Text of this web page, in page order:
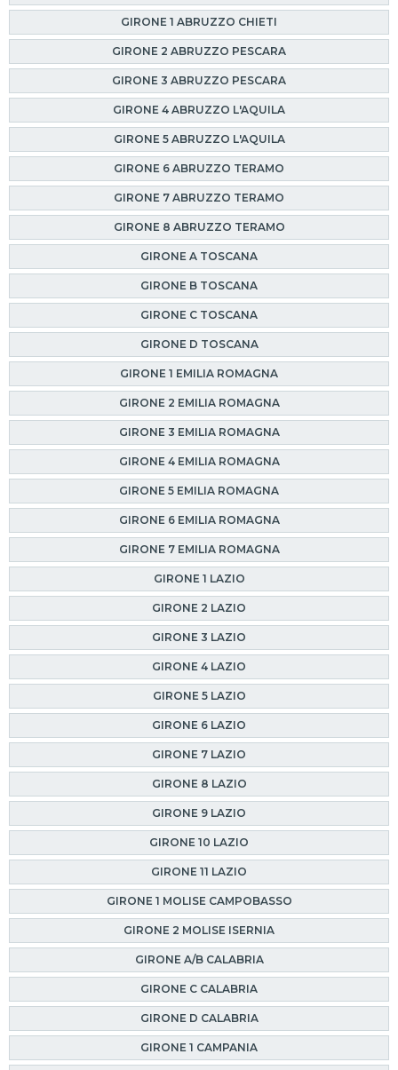
GIRONE 1 ABRUZZO CHIETI
GIRONE 2 ABRUZZO PESCARA
GIRONE 3 ABRUZZO PESCARA
GIRONE 4 ABRUZZO L'AQUILA
GIRONE 5 ABRUZZO L'AQUILA
GIRONE 6 ABRUZZO TERAMO
GIRONE 7 ABRUZZO TERAMO
GIRONE 8 ABRUZZO TERAMO
GIRONE A TOSCANA
GIRONE B TOSCANA
GIRONE C TOSCANA
GIRONE D TOSCANA
GIRONE 1 EMILIA ROMAGNA
GIRONE 2 EMILIA ROMAGNA
GIRONE 3 EMILIA ROMAGNA
GIRONE 4 EMILIA ROMAGNA
GIRONE 5 EMILIA ROMAGNA
GIRONE 6 EMILIA ROMAGNA
GIRONE 7 EMILIA ROMAGNA
GIRONE 1 LAZIO
GIRONE 2 LAZIO
GIRONE 3 LAZIO
GIRONE 4 LAZIO
GIRONE 5 LAZIO
GIRONE 6 LAZIO
GIRONE 7 LAZIO
GIRONE 8 LAZIO
GIRONE 9 LAZIO
GIRONE 10 LAZIO
GIRONE 11 LAZIO
GIRONE 1 MOLISE CAMPOBASSO
GIRONE 2 MOLISE ISERNIA
GIRONE A/B CALABRIA
GIRONE C CALABRIA
GIRONE D CALABRIA
GIRONE 1 CAMPANIA